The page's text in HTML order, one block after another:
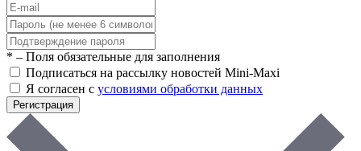
* – Поля обязательные для заполнения
Подписаться на рассылку новостей Mini-Maxi
Я согласен с условиями обработки данных